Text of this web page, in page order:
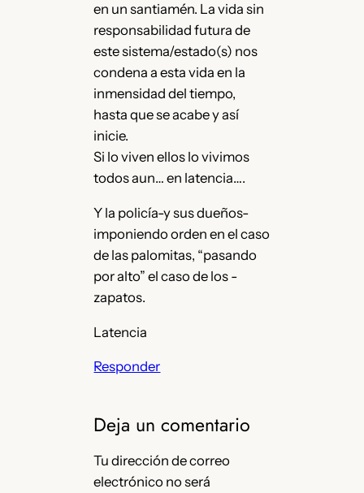
en un santiamén. La vida sin
responsabilidad futura de
este sistema/estado(s) nos
condena a esta vida en la
inmensidad del tiempo,
hasta que se acabe y así
inicie.
Si lo viven ellos lo vivimos
todos aun… en latencia….
Y la policía-y sus dueños-
imponiendo orden en el caso
de las palomitas, “pasando
por alto” el caso de los -
zapatos.
Latencia
Responder
Deja un comentario
Tu dirección de correo
electrónico no será